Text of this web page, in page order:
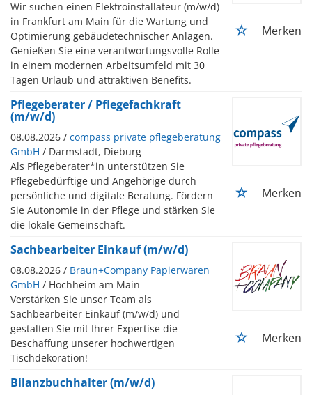
Wir suchen einen Elektroinstallateur (m/w/d)
in Frankfurt am Main für die Wartung und
Optimierung gebäudetechnischer Anlagen.
Genießen Sie eine verantwortungsvolle Rolle
in einem modernen Arbeitsumfeld mit 30
Tagen Urlaub und attraktiven Benefits.
Merken
Pflegeberater / Pflegefachkraft
(m/w/d)
08.08.2026 / compass private pflegeberatung
GmbH / Darmstadt, Dieburg
Als Pflegeberater*in unterstützen Sie
Pflegebedürftige und Angehörige durch
persönliche und digitale Beratung. Fördern
Sie Autonomie in der Pflege und stärken Sie
die lokale Gemeinschaft.
Merken
Sachbearbeiter Einkauf (m/w/d)
08.08.2026 / Braun+Company Papierwaren
GmbH / Hochheim am Main
Verstärken Sie unser Team als
Sachbearbeiter Einkauf (m/w/d) und
gestalten Sie mit Ihrer Expertise die
Beschaffung unserer hochwertigen
Tischdekoration!
Merken
Bilanzbuchhalter (m/w/d)